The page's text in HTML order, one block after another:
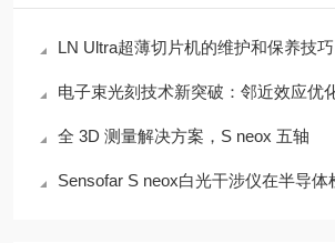
LN Ultra超薄切片机的维护和保养技巧
电子束光刻技术新突破：邻近效应优化
全 3D 测量解决方案，S neox 五轴
Sensofar S neox白光干涉仪在半导体